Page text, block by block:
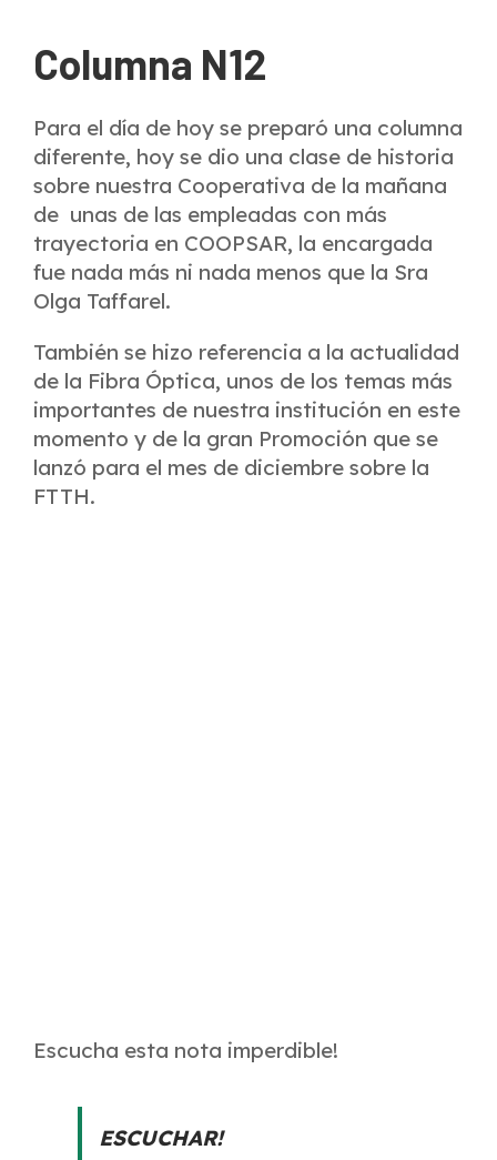
Columna N12
Para el día de hoy se preparó una columna
diferente, hoy se dio una clase de historia
sobre nuestra Cooperativa de la mañana
de unas de las empleadas con más
trayectoria en COOPSAR, la encargada
fue nada más ni nada menos que la Sra
Olga Taffarel.
También se hizo referencia a la actualidad
de la Fibra Óptica, unos de los temas más
importantes de nuestra institución en este
momento y de la gran Promoción que se
lanzó para el mes de diciembre sobre la
FTTH.
Escucha esta nota imperdible!
ESCUCHAR!